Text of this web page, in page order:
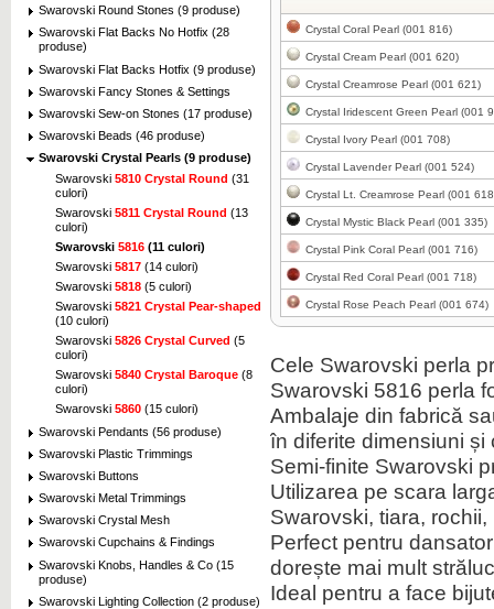
Swarovski Round Stones (9 produse)
Swarovski Flat Backs No Hotfix (28
produse)
Swarovski Flat Backs Hotfix (9 produse)
Swarovski Fancy Stones & Settings
Swarovski Sew-on Stones (17 produse)
Swarovski Beads (46 produse)
Swarovski Crystal Pearls (9 produse)
Swarovski 5810 Crystal Round (31
culori)
Swarovski 5811 Crystal Round (13
culori)
Swarovski 5816 (11 culori)
Swarovski 5817 (14 culori)
Swarovski 5818 (5 culori)
Swarovski 5821 Crystal Pear-shaped
(10 culori)
Swarovski 5826 Crystal Curved (5
culori)
Swarovski 5840 Crystal Baroque (8
culori)
Swarovski 5860 (15 culori)
Swarovski Pendants (56 produse)
Swarovski Plastic Trimmings
Swarovski Buttons
Swarovski Metal Trimmings
Swarovski Crystal Mesh
Swarovski Cupchains & Findings
Swarovski Knobs, Handles & Co (15
produse)
Swarovski Lighting Collection (2 produse)
Crystal Coral Pearl (001 816)
Crystal Cream Pearl (001 620)
Crystal Creamrose Pearl (001 621)
Crystal Iridescent Green Pearl (001
Crystal Ivory Pearl (001 708)
Crystal Lavender Pearl (001 524)
Crystal Lt. Creamrose Pearl (001
Crystal Mystic Black Pearl (001 335)
Crystal Pink Coral Pearl (001 716)
Crystal Red Coral Pearl (001 718)
Crystal Rose Peach Pearl (001 674)
Cele Swarovski perla
Swarovski 5816 perla
Ambalaje din fabrică
în diferite dimensiuni și
Semi-finite Swarovski
Utilizarea pe scara
Swarovski, tiara,
Perfect pentru
dorește mai mult
Ideal pentru a face